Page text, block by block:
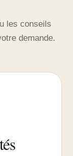
les conseils
demande.